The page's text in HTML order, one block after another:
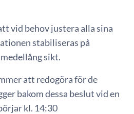
vid behov justera alla sina
stabiliseras på
sikt.
att redogöra för de
bakom dessa beslut vid en
kl. 14:30